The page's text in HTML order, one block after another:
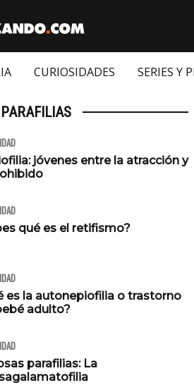
CURIOSIDADES SERIES Y
PARAFILIAS
jóvenes entre la atracción y
qué es el retifismo?
es la autonepiofilia o trastorno
adulto?
parafilias: La